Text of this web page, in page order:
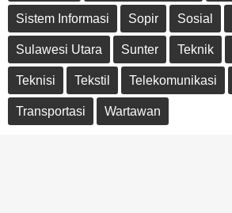
Sistem Informasi Sopir Sosial
Sulawesi Utara Sunter Teknik
Teknisi Tekstil Telekomunikasi
Transportasi Wartawan